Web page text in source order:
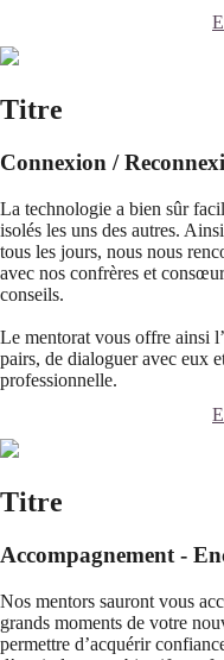
Titre
Connexion /
La technologie a bien sûr
isolés les uns des autres.
tous les jours, nous nous
avec nos confrères et
conseils.
Le mentorat vous offre ainsi
pairs, de dialoguer avec eux
professionnelle.
Titre
Accompagnement -
Nos mentors sauront vous
grands moments de votre
permettre d’acquérir